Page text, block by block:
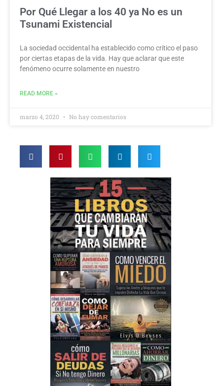
Por Qué Llegar a los 40 ya No es un
Tsunami Existencial
La sociedad occidental ha establecido como crítico el paso
por ciertas etapas de la vida. Hay que aclarar que este
fenómeno ocurre solamente en nuestro
READ MORE »
marzo 4, 2020 No hay comentarios